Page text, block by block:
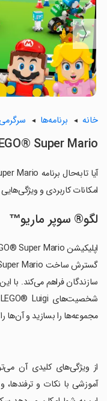
〈
خانه برنامه‌ها
Super Mario™
امکانات کاربردی و
لگو® سوپر ماریو™
سازندگان فراهم می‌کند. با
مجموعه‌ها را بسازید و آن‌ها
آموزشی با نکات و ترفندها،